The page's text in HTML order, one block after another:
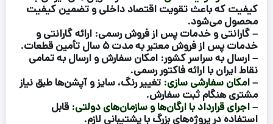
کیفیت که باعث تقویت اقتصاد داخلی و تضمین کیفیت
محصول می‌شود.
–گارانتی و خدمات پس از فروش رسمی: ارائه گارانتی و
خدمات پس از فروش معتبر به مدت ۵ سال تأمین قطعات.
–ارسال به سراسر کشور: امکان سفارش و ارسال به تمامی
نقاط ایران با ارائه فاکتور رسمی.
–امکان سفارشی‌ سازی: تغییر رنگ، سایز و آپشن‌ها طبق نیاز
مشتری هنگام ثبت سفارش.
–اجرای قرارداد با ارگان‌ها و سازمان‌های دولتی: قابل
استفاده در پروژه‌های بزرگ با پشتیبانی لازم.